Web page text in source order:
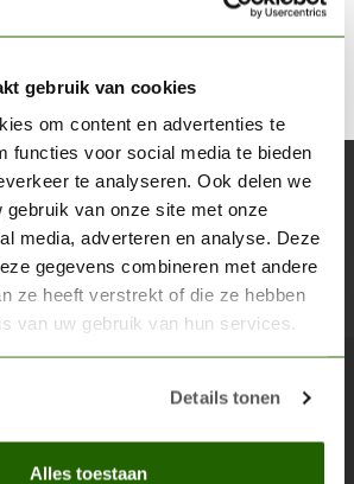
gebruik van cookies
om content en advertenties te
functies voor social media te bieden
te analyseren. Ook delen we
gebruik van onze site met onze
media, adverteren en analyse. Deze
gegevens combineren met andere
ze heeft verstrekt of die ze hebben
van uw gebruik van hun services.
Details tonen
Alles toestaan
je op onze nieuwsbrief
over onze laatste acties
wargaming en scenery